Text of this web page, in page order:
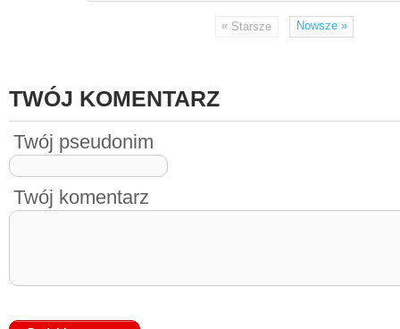
« Starsze Nowsze»
TWÓJ KOMENTARZ
Twój pseudonim
Twój komentarz